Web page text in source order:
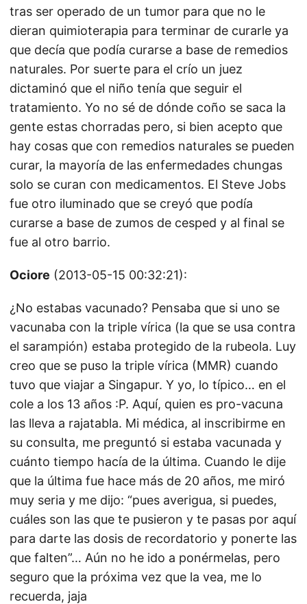
tras ser operado de un tumor para que no le
dieran quimioterapia para terminar de curarle ya
que decía que podía curarse a base de remedios
naturales. Por suerte para el crío un juez
dictaminó que el niño tenía que seguir el
tratamiento. Yo no sé de dónde coño se saca la
gente estas chorradas pero, si bien acepto que
hay cosas que con remedios naturales se pueden
curar, la mayoría de las enfermedades chungas
solo se curan con medicamentos. El Steve Jobs
fue otro iluminado que se creyó que podía
curarse a base de zumos de cesped y al final se
fue al otro barrio.
Ociore (2013-05-15 00:32:21):
¿No estabas vacunado? Pensaba que si uno se
vacunaba con la triple vírica (la que se usa contra
el sarampión) estaba protegido de la rubeola. Luy
creo que se puso la triple vírica (MMR) cuando
tuvo que viajar a Singapur. Y yo, lo típico… en el
cole a los 13 años :P. Aquí, quien es pro-vacuna
las lleva a rajatabla. Mi médica, al inscribirme en
su consulta, me preguntó si estaba vacunada y
cuánto tiempo hacía de la última. Cuando le dije
que la última fue hace más de 20 años, me miró
muy seria y me dijo: “pues averigua, si puedes,
cuáles son las que te pusieron y te pasas por aquí
para darte las dosis de recordatorio y ponerte las
que falten”… Aún no he ido a ponérmelas, pero
seguro que la próxima vez que la vea, me lo
recuerda, jaja